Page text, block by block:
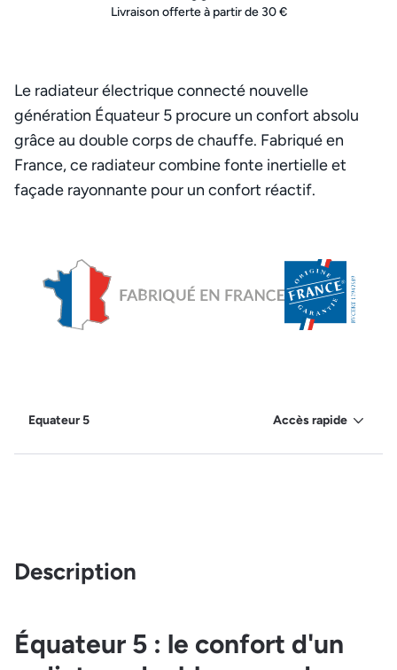
Livraison offerte à partir de 30 €
Le radiateur électrique connecté nouvelle
génération Équateur 5 procure un confort absolu
grâce au double corps de chauffe. Fabriqué en
France, ce radiateur combine fonte inertielle et
façade rayonnante pour un confort réactif.
Equateur 5 Accès rapide
Description
Équateur 5 : le confort d'un